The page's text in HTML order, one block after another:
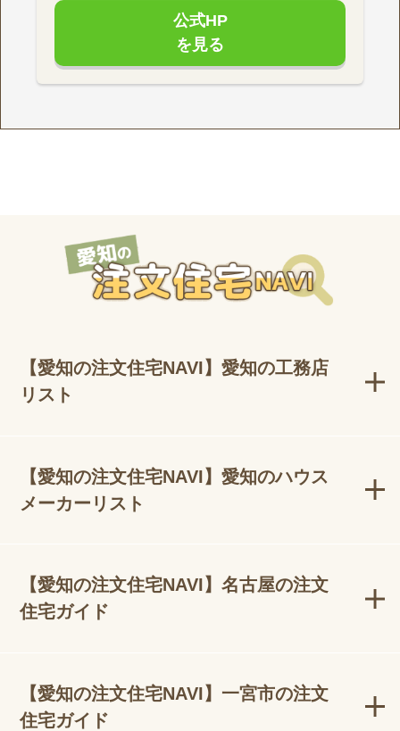
公式HP
を見る
【愛知の注文住宅NAVI】愛知の工務店
リスト
【愛知の注文住宅NAVI】愛知のハウス
メーカーリスト
【愛知の注文住宅NAVI】名古屋の注文
住宅ガイド
【愛知の注文住宅NAVI】一宮市の注文
住宅ガイド